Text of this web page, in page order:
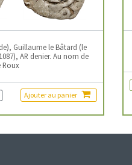
Guillaume le Bâtard (le
AR denier. Au nom de
Roux
Ajouter au panier